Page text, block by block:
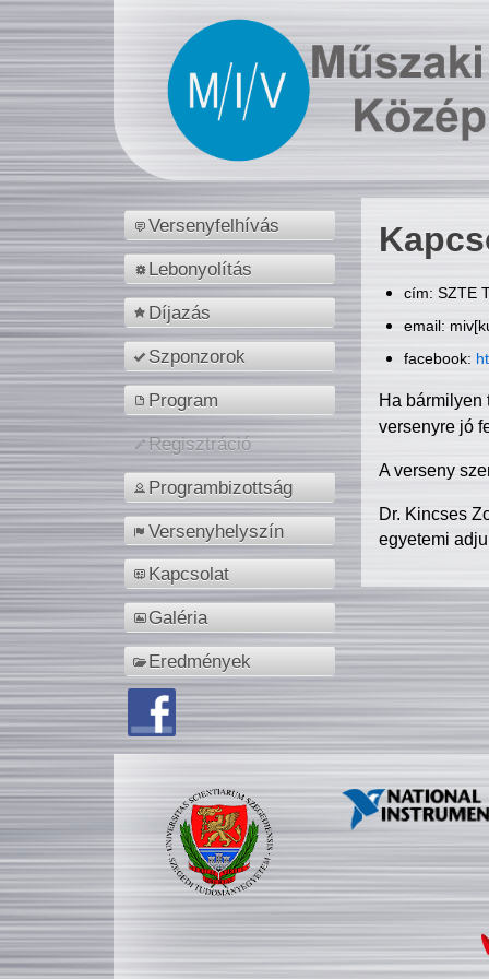
Versenyfelhívás
Lebonyolítás
Díjazás
Szponzorok
Program
Regisztráció
Programbizottság
Versenyhelyszín
Kapcsolat
Galéria
Eredmények
cím: SZTE
email:
facebook:
Ha bármilyen
versenyre jó
A verseny
Dr. Kincses
egyetemi